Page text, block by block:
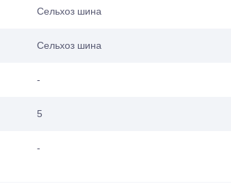
Сельхоз шина
Сельхоз шина
-
5
-